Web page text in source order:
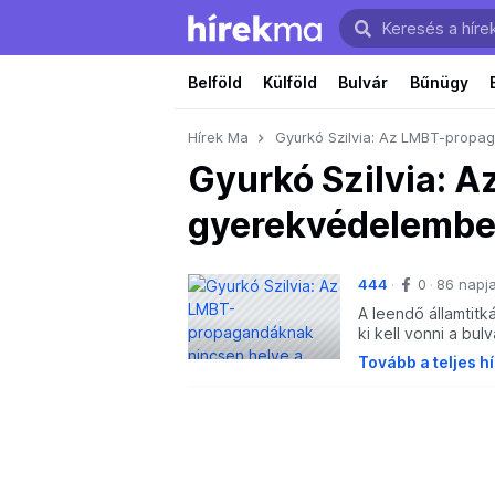
Belföld Külföld Bulvár Bűnügy
Hírek Ma Gyurkó Szilvia: Az LMBT-
Gyurkó Szilvia:
444 0 86 napja
A leendő
ki kell vonni a
Tovább a teljes